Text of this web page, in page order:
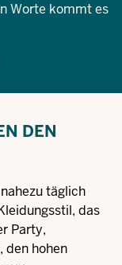
Worte kommt es
DEN
täglich
das
Party,
den hohen